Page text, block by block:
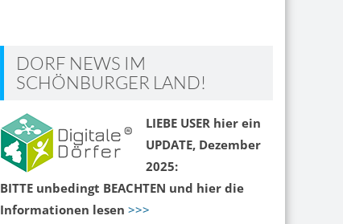
DORF NEWS IM
SCHÖNBURGER LAND!
LIEBE USER hier ein
UPDATE, Dezember
2025:
BITTE unbedingt BEACHTEN und hier die
Informationen lesen >>>